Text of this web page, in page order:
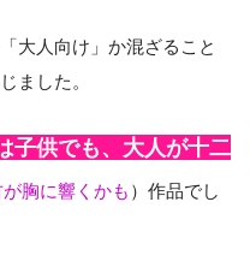
大人向け」か混ざること
ました。
子供でも、大人が十二
胸に響くかも ）作品でし